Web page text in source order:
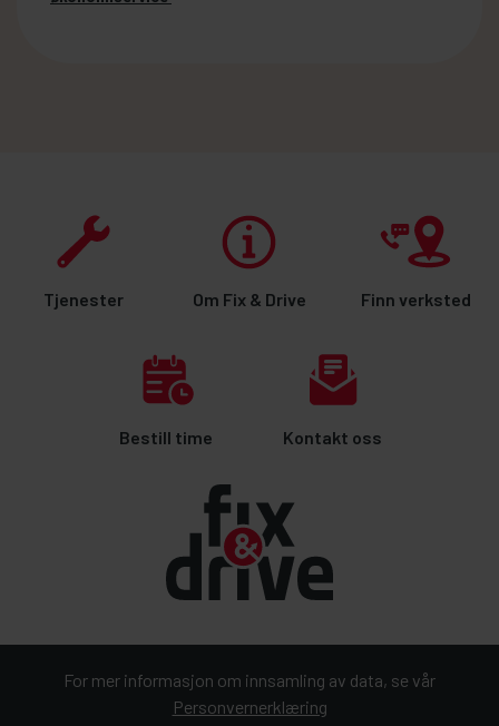
Tjenester Om Fix & Drive Finn verksted
Bestill time Kontakt oss
For mer informasjon om innsamling av data, se vår
Personvernerklæring